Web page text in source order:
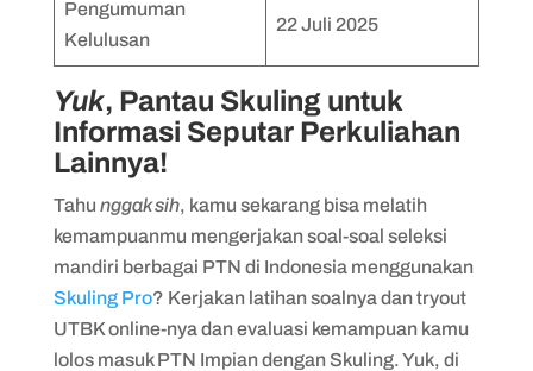
Pengumuman
Kelulusan
22 Juli 2025
Yuk, Pantau Skuling untuk
Informasi Seputar Perkuliahan
Lainnya!
Tahu nggak sih, kamu sekarang bisa melatih
kemampuanmu mengerjakan soal-soal seleksi
mandiri berbagai PTN di Indonesia menggunakan
Skuling Pro? Kerjakan latihan soalnya dan tryout
UTBK online-nya dan evaluasi kemampuan kamu
lolos masuk PTN Impian dengan Skuling. Yuk, di